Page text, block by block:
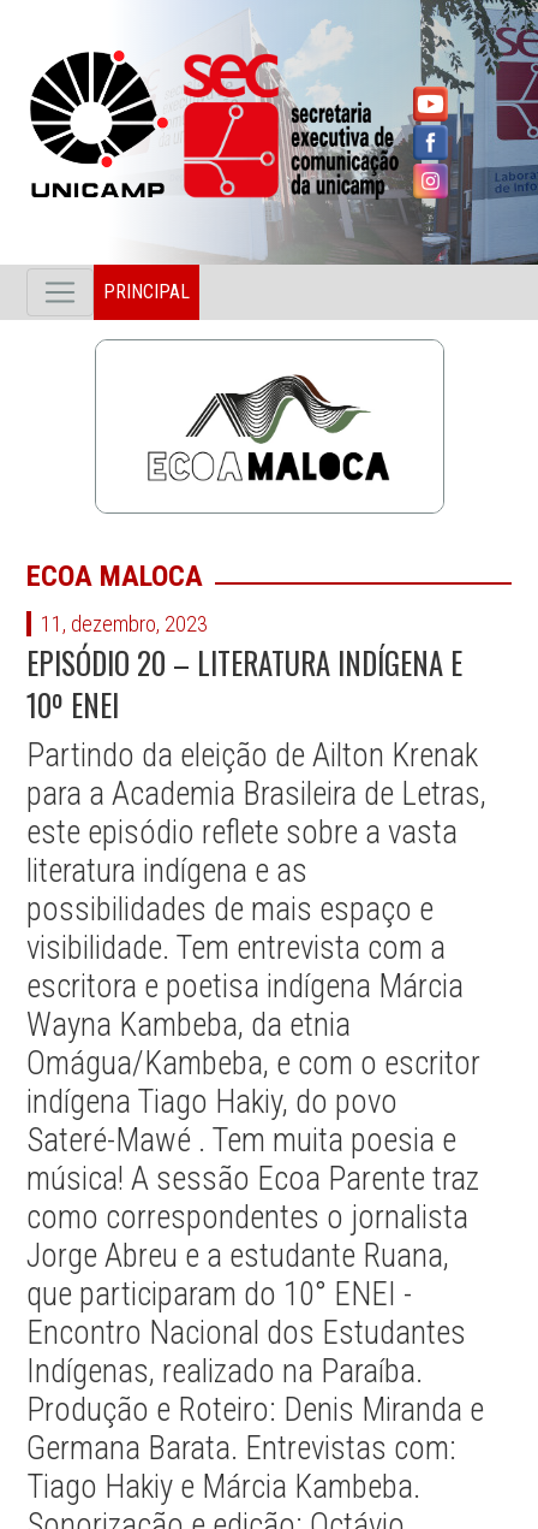
PRINCIPAL
ECOA MALOCA
11, dezembro, 2023
EPISÓDIO 20 – LITERATURA INDÍGENA E
10º ENEI
Partindo da eleição de Ailton Krenak
para a Academia Brasileira de Letras,
este episódio reflete sobre a vasta
literatura indígena e as
possibilidades de mais espaço e
visibilidade. Tem entrevista com a
escritora e poetisa indígena Márcia
Wayna Kambeba, da etnia
Omágua/Kambeba, e com o escritor
indígena Tiago Hakiy, do povo
Sateré-Mawé . Tem muita poesia e
música! A sessão Ecoa Parente traz
como correspondentes o jornalista
Jorge Abreu e a estudante Ruana,
que participaram do 10° ENEI -
Encontro Nacional dos Estudantes
Indígenas, realizado na Paraíba.
Produção e Roteiro: Denis Miranda e
Germana Barata. Entrevistas com:
Tiago Hakiy e Márcia Kambeba.